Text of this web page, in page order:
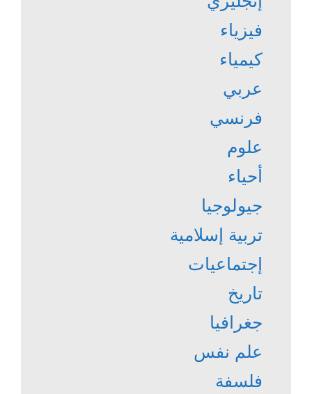
فيزياء
كيمياء
عربي
فرنسي
علوم
أحياء
جيولوجيا
تربية إسلامية
إجتماعيات
تاريخ
جغرافيا
علم نفس
فلسفة